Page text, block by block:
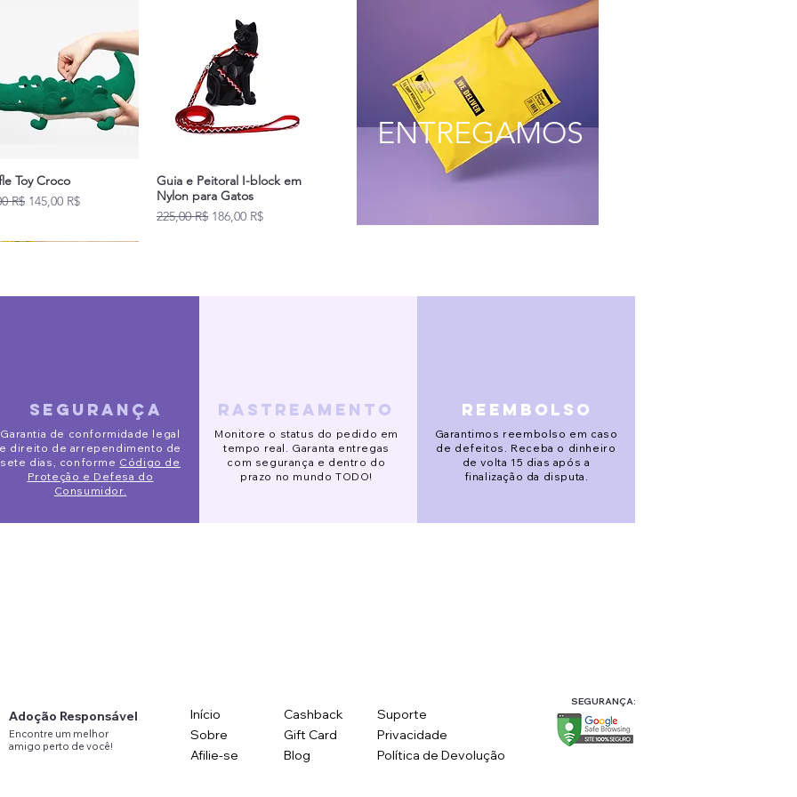
Toy Croco
R$ Prix promotionnel
145,00 R$
Guia e Peitoral I-block em
Nylon para Gatos
Prix original
225,00 R$ Prix promotionnel
186,00 R$
Eve
R$Prix promotionnel
132,00 R$
Pijaminha Noite de Natal
Prix original
141,00 R$ Prix promotionnel
113,00 R$
de Segurança Pet
R$Prix promotionnel
153,00 R$
Gorro Galgo
Prix
123,00 R$
Alta Slim
de120,00 R$ 90,00 R$
promotionnel
Óculos de sol redondo
Prix original
88,00 R$ Prix promotionnel
78,00 R$
ENTREGAMOS
segurança
Garantia de conformidade legal
e direito de arrependimento de
sete dias, conforme Código de
Proteção e Defesa do
Consumidor.
rastreamento
Monitore o status do pedido em
tempo real. Garanta entregas
com segurança e dentro do
prazo no mundo TODO!
reembolso
Garantimos reembolso em caso
de defeitos. Receba o dinheiro
de volta 15 dias após a
finalização da disputa.
Adoção Responsável
Encontre um melhor
amigo perto de você!
Início
Sobre
Afilie-se
Cashback
Gift Card
Blog
Suporte
Privacidade
Política de Devolução
SEGURANÇA: